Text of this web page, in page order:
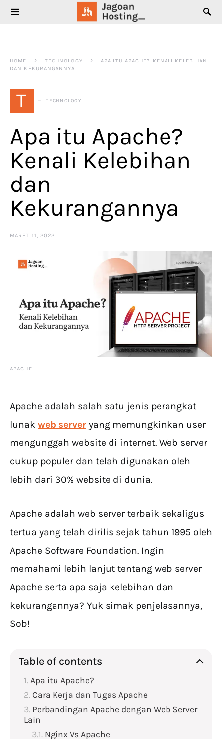
SEARCH FOR:
HOME TECHNOLOGY
APA ITU APACHE? KENALI KELEBIHAN
DAN KEKURANGANNYA
T TECHNOLOGY
Apa itu Apache?
Kenali Kelebihan
dan
Kekurangannya
MARET 11, 2022
APACHE
Apache adalah salah satu jenis perangkat
lunak web server yang memungkinkan user
mengunggah website di internet. Web server
cukup populer dan telah digunakan oleh
lebih dari 30% website di dunia.
Apache adalah web server terbaik sekaligus
tertua yang telah dirilis sejak tahun 1995 oleh
Apache Software Foundation. Ingin
memahami lebih lanjut tentang web server
Apache serta apa saja kelebihan dan
kekurangannya? Yuk simak penjelasannya,
Sob!
Table of contents
Apa itu Apache?
Cara Kerja dan Tugas Apache
Perbandingan Apache dengan Web Server
Lain
Nginx Vs Apache